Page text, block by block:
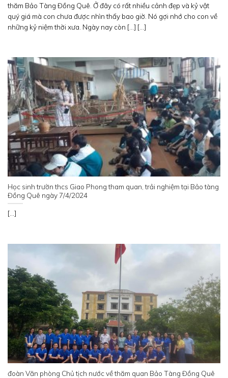
thăm Bảo Tàng Đồng Quê. Ở đây có rất nhiều cảnh đẹp và kỷ vật
quý giá mà con chưa được nhìn thấy bao giờ. Nó gợi nhớ cho con về
những kỷ niệm thời xưa. Ngày nay còn [...] [...]
Học sinh trườn thcs Giao Phong tham quan, trải nghiệm tại Bảo tàng
Đồng Quê ngày 7/4/2024
[...]
đoàn Văn phòng Chủ tịch nước về thăm quan Bảo Tàng Đồng Quê